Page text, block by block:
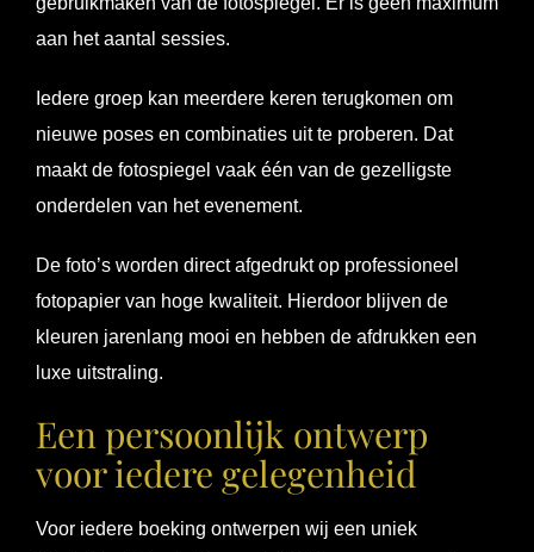
aan het aantal sessies.
Iedere groep kan meerdere keren terugkomen om
nieuwe poses en combinaties uit te proberen. Dat
maakt de fotospiegel vaak één van de gezelligste
onderdelen van het evenement.
De foto’s worden direct afgedrukt op professioneel
fotopapier van hoge kwaliteit. Hierdoor blijven de
kleuren jarenlang mooi en hebben de afdrukken een
luxe uitstraling.
Een persoonlijk ontwerp
voor iedere gelegenheid
Voor iedere boeking ontwerpen wij een uniek